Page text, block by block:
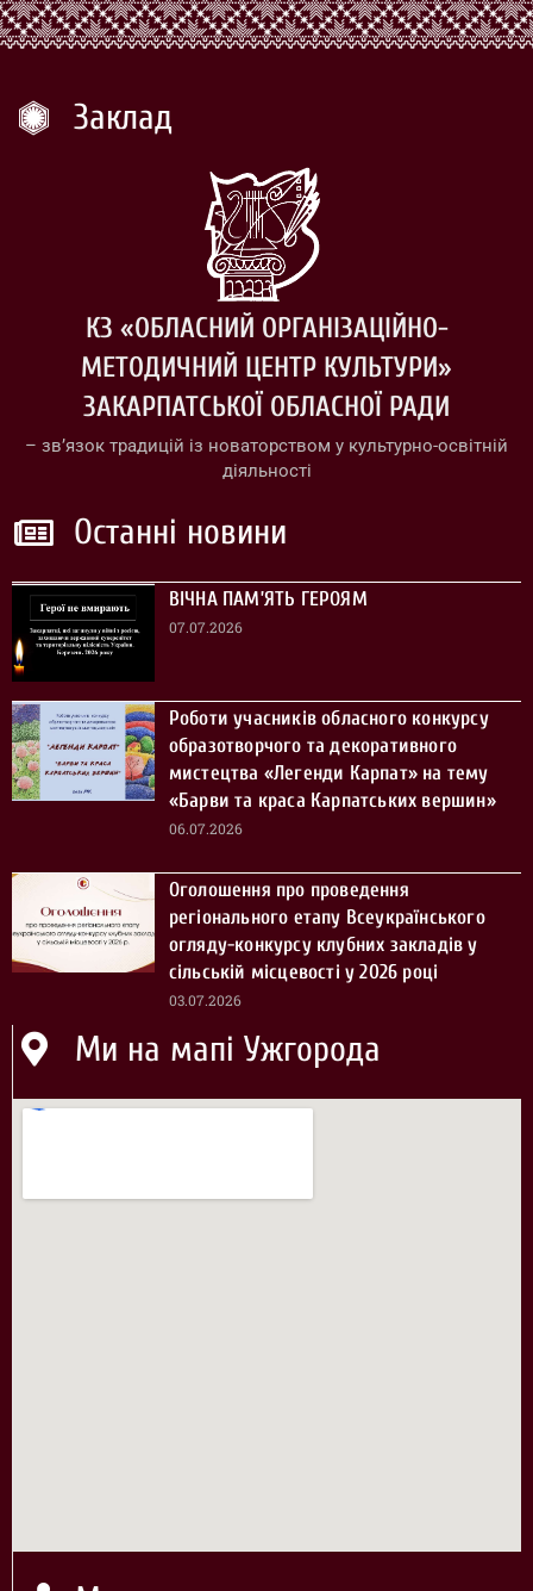
Заклад
КЗ «ОБЛАСНИЙ ОРГАНІЗАЦІЙНО-
МЕТОДИЧНИЙ ЦЕНТР КУЛЬТУРИ»
ЗАКАРПАТСЬКОЇ ОБЛАСНОЇ РАДИ
– зв’язок традицій із новаторством у культурно-освітній
діяльності
Останні новини
ВІЧНА ПАМ’ЯТЬ ГЕРОЯМ
07.07.2026
Роботи учасників обласного конкурсу
образотворчого та декоративного
мистецтва «Легенди Карпат» на тему
«Барви та краса Карпатських вершин»
06.07.2026
Оголошення про проведення
регіонального етапу Всеукраїнського
огляду-конкурсу клубних закладів у
сільській місцевості у 2026 році
03.07.2026
Ми на мапі Ужгорода